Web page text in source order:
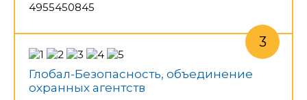
4955450845
Глобал-Безопасность, объединение
охранных агентств